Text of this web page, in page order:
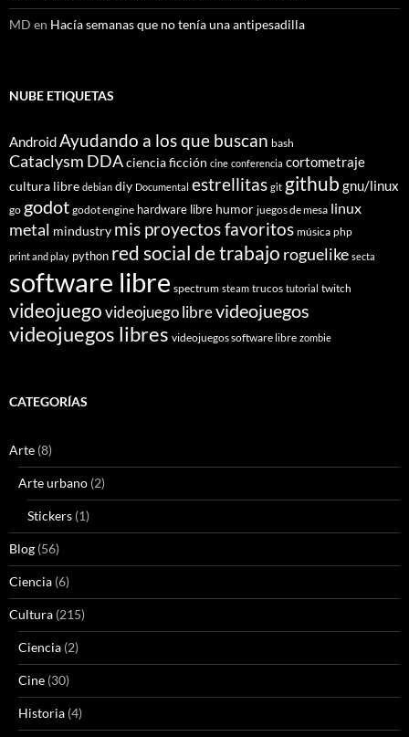
MD en Hacía semanas que no tenía una antipesadilla
NUBE ETIQUETAS
AndroidAyudando a los que buscan bash
Cataclysm DDAciencia ficción cine conferencia cortometraje
cultura libre debian diy Documental estrellitas git github gnu/linux
go godot godot engine hardware libre humor juegos de mesa linux
metal mindustry mis proyectos favoritos música php
print and play python red social de trabajo roguelike secta
software libre spectrum steam trucos tutorial twitch
videojuegovideojuego librevideojuegos
videojuegos libres videojuegos software libre zombie
CATEGORÍAS
Arte (8)
Arte urbano (2)
Stickers (1)
Blog (56)
Ciencia (6)
Cultura (215)
Ciencia (2)
Cine (30)
Historia (4)